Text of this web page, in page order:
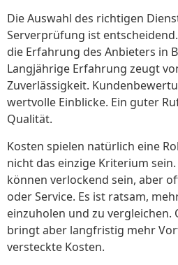
Die Auswahl des richtigen
Serverprüfung ist
die Erfahrung des Anbieters in
Langjährige Erfahrung zeugt
Zuverlässigkeit.
wertvolle Einblicke. Ein guter
Qualität.
Kosten spielen natürlich eine
nicht das einzige Kriterium
können verlockend sein, aber
oder Service. Es ist ratsam,
einzuholen und zu vergleichen.
bringt aber langfristig mehr
versteckte Kosten.